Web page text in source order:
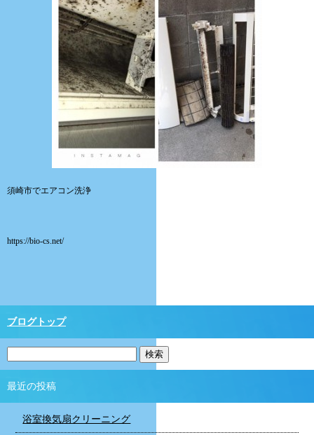
須崎市でエアコン洗浄
https://bio-cs.net/
ブログトップ
最近の投稿
浴室換気扇クリーニング